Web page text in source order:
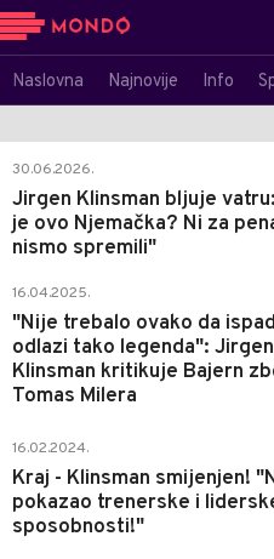
Naslovna Najnovije Info
30.06.2026.
Jirgen Klinsman bljuje
je ovo Njemačka? Ni za
nismo spremili"
16.04.2025.
"Nije trebalo ovako da
odlazi tako legenda": Jirgen
Klinsman kritikuje Bajern
Tomas Milera
16.02.2024.
Kraj - Klinsman smijenjen!
pokazao trenerske i
sposobnosti!"